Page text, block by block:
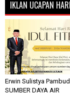
IKLAN UCAPAN
Erwin Sulistya
SUMBER DAYA AIR